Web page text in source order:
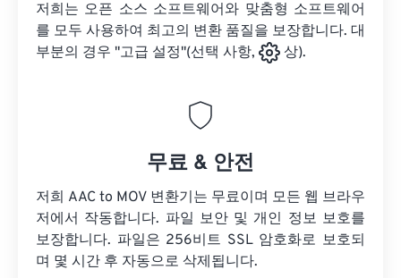
저희는 오픈 소스 소프트웨어와 맞춤형 소프트웨어
를 모두 사용하여 최고의 변환 품질을 보장합니다. 대
부분의 경우 "고급 설정"(선택 사항,
상).
무료 & 안전
저희 AAC to MOV 변환기는 무료이며 모든 웹 브라우
저에서 작동합니다. 파일 보안 및 개인 정보 보호를
보장합니다. 파일은 256비트 SSL 암호화로 보호되
며 몇 시간 후 자동으로 삭제됩니다.